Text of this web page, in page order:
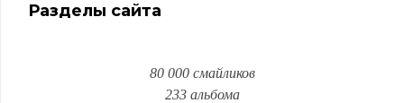
Разделы сайта
80 000 смайликов
233 альбома